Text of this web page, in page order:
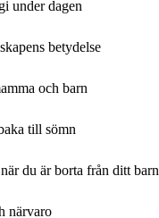
under dagen
betydelse
och barn
till sömn
du är borta från ditt barn
närvaro